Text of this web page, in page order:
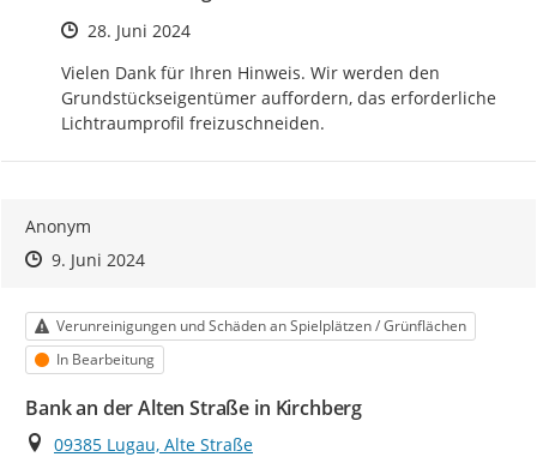
Zeitpunkt des Erstellens
28. Juni 2024
Vielen Dank für Ihren Hinweis. Wir werden den
Grundstückseigentümer auffordern, das erforderliche
Lichtraumprofil freizuschneiden.
Anonym
Zeitpunkt des Erstellens
Zeitpunkt des Erstellens
9. Juni 2024Zur Äußerung
Kategorie
Verunreinigungen und Schäden an Spielplätzen / Grünflächen
Status
In Bearbeitung
Bank an der Alten Straße in Kirchberg
Ort
09385 Lugau, Alte Straße